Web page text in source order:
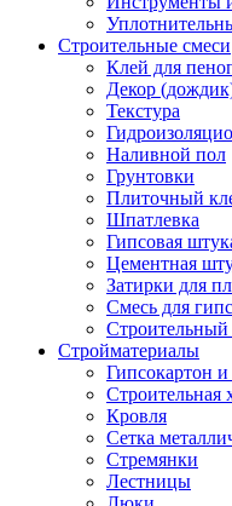
Строительные смеси
Клей для
Декор
Текстура
Наливной пол
Грунтовки
Плиточный
Шпатлевка
Гипсовая
Цементная
Затирки для
Смесь для
Строительный
Стройматериалы
Гипсокартон
Строительная
Кровля
Сетка
Стремянки
Лестницы